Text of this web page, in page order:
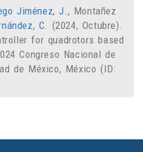
Jiménez, J., Montañez
C. (2024, Octubre).
for quadrotors based
Congreso Nacional de
de México, México (ID: